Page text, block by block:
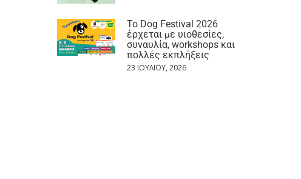
Το Dog Festival 2026
έρχεται με υιοθεσίες,
συναυλία, workshops και
πολλές εκπλήξεις
23 ΙΟΥΛΊΟΥ, 2026